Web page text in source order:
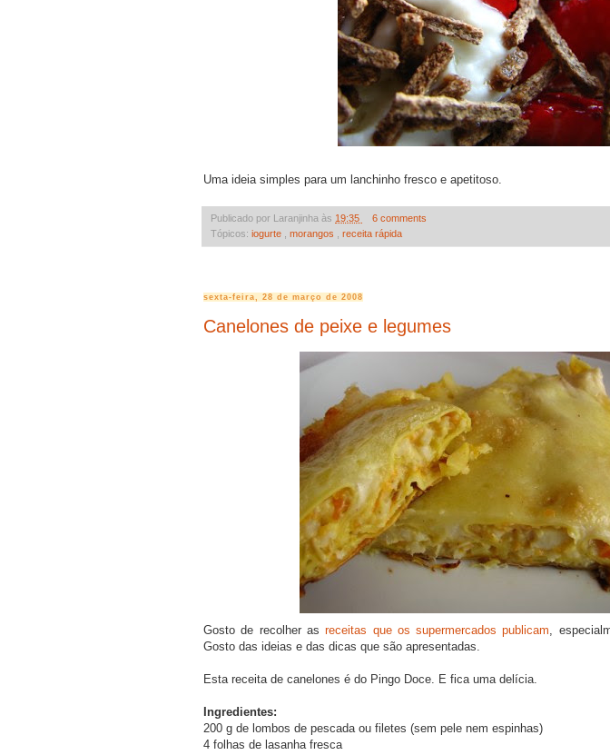
Uma ideia simples para um lanchinho fresco e apetitoso.
Publicado por Laranjinha às 19:35
6 comments
Tópicos: iogurte morangos receita rápida
sexta-feira, 28 de março de 2008
Canelones de peixe e legumes
Gosto de recolher asreceitas que os supermercados publicam,
Gosto das ideias e das dicas que são apresentadas.
Esta receita de canelones é do Pingo Doce. E fica uma delícia.
Ingredientes:
200 g de lombos de pescada ou filetes (sem pele nem espinhas)
4 folhas de lasanha fresca